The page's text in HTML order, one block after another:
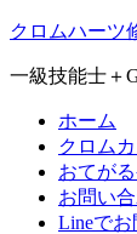
クロムハーツ
一級技能士＋
ホーム
クロム
おてが
お問い
Lineで